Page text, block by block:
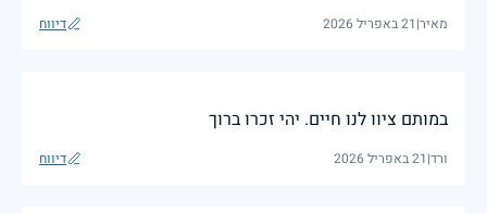
מאיר|21 באפריל 2026 דיווח
במותם ציוו לנו חיים. יהי זכרו ברוך
ורד|21 באפריל 2026 דיווח